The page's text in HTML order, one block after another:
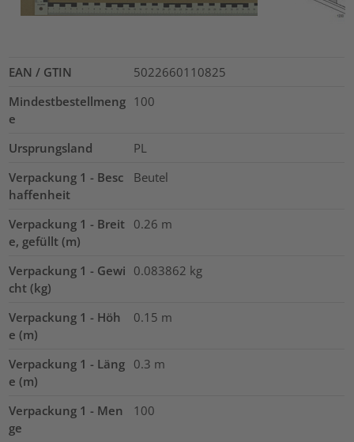
EAN / GTIN
5022660110825
Mindestbestellmeng
e
100
Ursprungsland
PL
Verpackung 1 - Besc
haffenheit
Beutel
Verpackung 1 - Breit
e, gefüllt (m)
0.26 m
Verpackung 1 - Gewi
cht (kg)
0.083862 kg
Verpackung 1 - Höh
e (m)
0.15 m
Verpackung 1 - Läng
e (m)
0.3 m
Verpackung 1 - Men
ge
100